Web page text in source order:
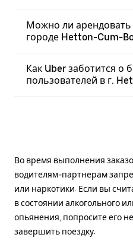
Можно ли
городе Hetton-Cum-
Как Uber заботится о
пользователей в г.
Во время выполнения
водителям-партнерам
или наркотики. Если вы
в состоянии алкогольного
опьянения, попросите его
завершить поездку.